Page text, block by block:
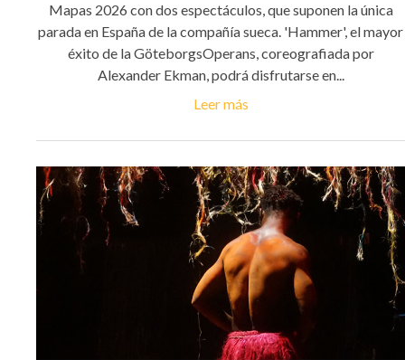
Mapas 2026 con dos espectáculos, que suponen la única
parada en España de la compañía sueca. 'Hammer', el mayor
éxito de la GöteborgsOperans, coreografiada por
Alexander Ekman, podrá disfrutarse en...
Leer más